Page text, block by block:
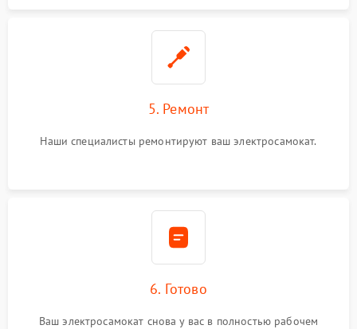
5. Ремонт
Наши специалисты ремонтируют ваш электросамокат.
6. Готово
Ваш электросамокат снова у вас в полностью рабочем